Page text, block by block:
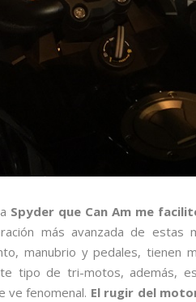
Spyder que Can Am me
más avanzada de
manubrio y pedales, tienen
tipo de tri-motos, además,
ve fenomenal. El rugir del